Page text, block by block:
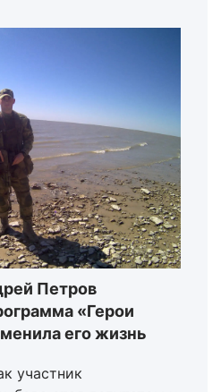
Петров
«Герои
его жизнь
участник